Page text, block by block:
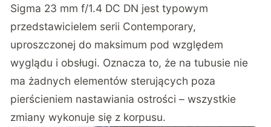
Sigma 23 mm f/1.4 DC DN jest typowym
przedstawicielem serii Contemporary,
uproszczonej do maksimum pod względem
wyglądu i obsługi. Oznacza to, że na tubusie nie
ma żadnych elementów sterujących poza
pierścieniem nastawiania ostrości – wszystkie
zmiany wykonuje się z korpusu.